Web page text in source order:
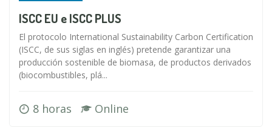
ISCC EU e ISCC PLUS
El protocolo International Sustainability Carbon Certification
(ISCC, de sus siglas en inglés) pretende garantizar una
producción sostenible de biomasa, de productos derivados
(biocombustibles, plá...
8 horas Online